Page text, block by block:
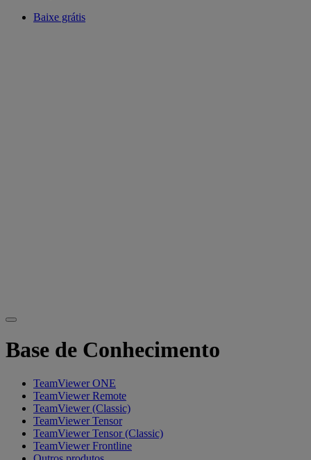
Baixe grátis
Base de Conhecimento
TeamViewer ONE
TeamViewer Remote
TeamViewer (Classic)
TeamViewer Tensor
TeamViewer Tensor (Classic)
TeamViewer Frontline